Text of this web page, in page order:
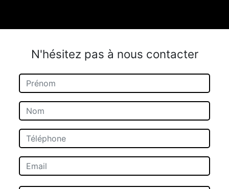
N'hésitez pas à nous contacter